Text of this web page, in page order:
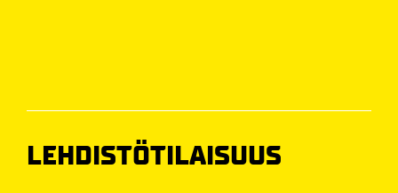
LEHDISTÖTILAISUUS